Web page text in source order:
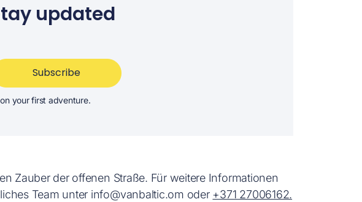
updated
Subscribe
your first adventure.
Zauber der offenen Straße. Für weitere Informationen
Team unter info@vanbaltic.om oder +371 27006162.